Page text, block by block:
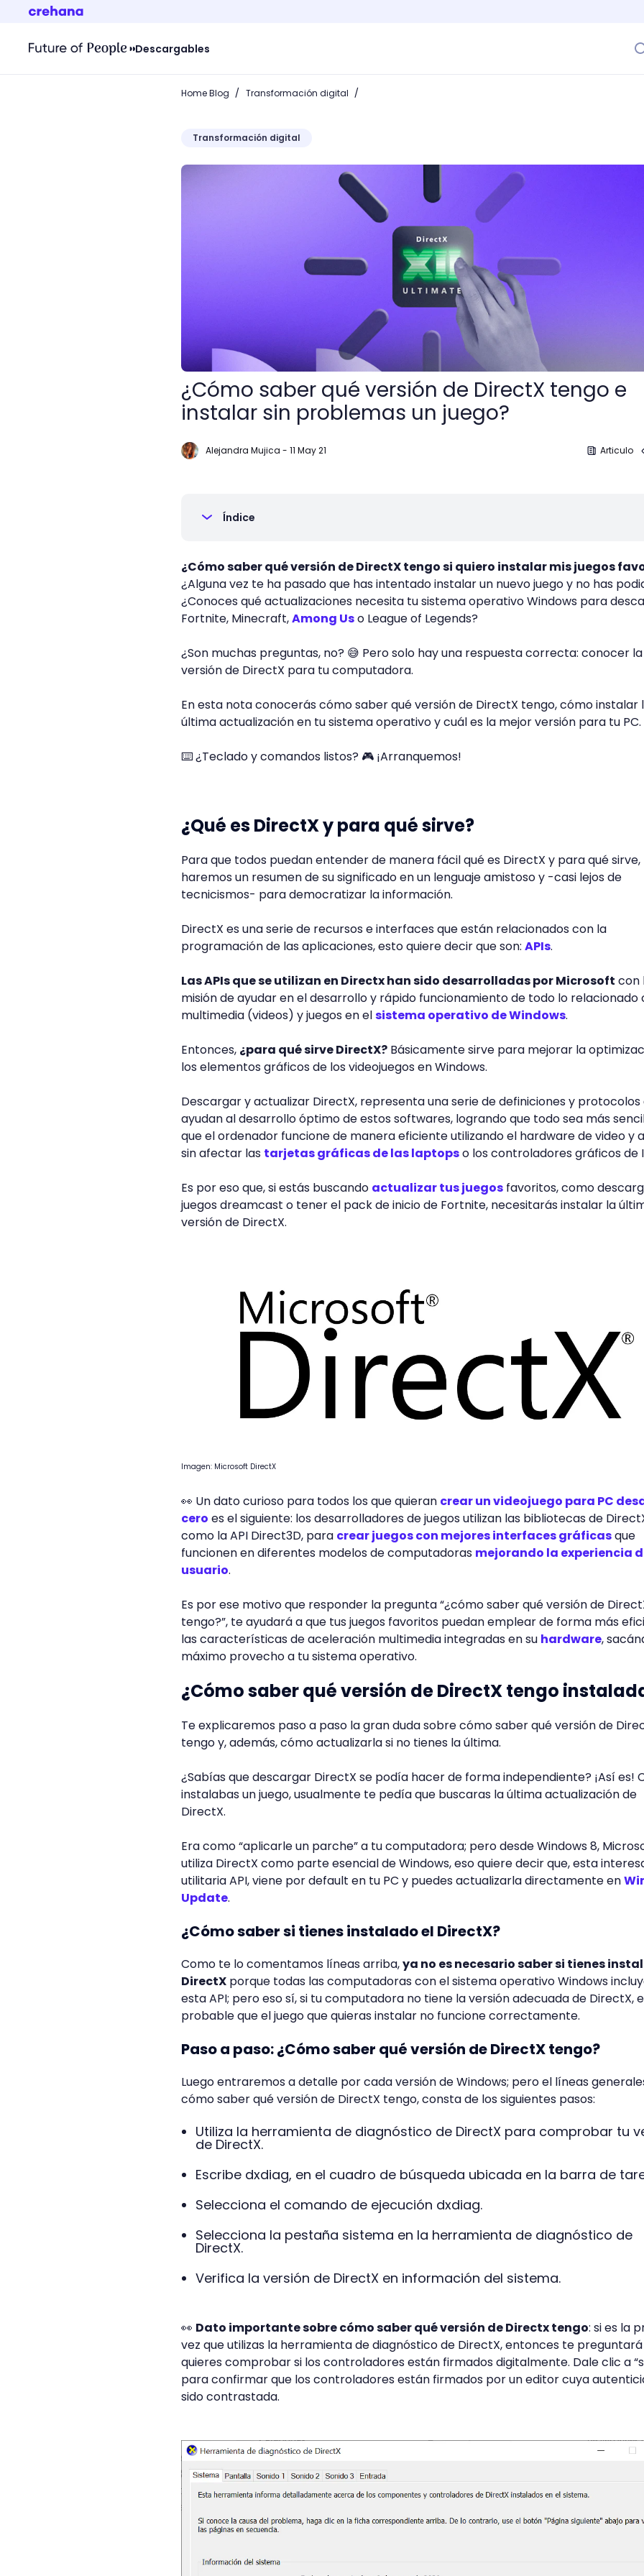
Descargables
Home Blog / Transformación digital /
Transformación digital
¿Cómo saber qué versión de DirectX tengo e instalar sin problemas un juego?
¿Cómo saber qué versión de DirectX tengo e
instalar sin problemas un juego?
Alejandra Mujica - 11 May 21 Articulo
Índice
¿Cómo saber qué versión de DirectX tengo si quiero instalar mis juegos
¿Alguna vez te ha pasado que has intentado instalar un nuevo juego y no has
¿Conoces qué actualizaciones necesita tu sistema operativo Windows para
Fortnite, Minecraft,Among Uso League of Legends?
¿Son muchas preguntas, no? 😅 Pero solo hay una respuesta correcta: conocer
versión de DirectX para tu computadora.
En esta nota conocerás cómo saber qué versión de DirectX tengo, cómo instalar
última actualización en tu sistema operativo y cuál es la mejor versión para tu PC.
⌨️ ¿Teclado y comandos listos? 🎮 ¡Arranquemos!
¿Qué es DirectX y para qué sirve?
Para que todos puedan entender de manera fácil qué es DirectX y para qué sirve,
haremos un resumen de su significado en un lenguaje amistoso y -casi lejos de
tecnicismos- para democratizar la información.
DirectX es una serie de recursos e interfaces que están relacionados con la
programación de las aplicaciones, esto quiere decir que son: APIs.
Las APIs que se utilizan en Directx han sido desarrolladas por Microsoft con
misión de ayudar en el desarrollo y rápido funcionamiento de todo lo relacionado
multimedia (videos) y juegos en elsistema operativo de Windows.
Entonces, ¿para qué sirve DirectX? Básicamente sirve para mejorar la
los elementos gráficos de los videojuegos en Windows.
Descargar y actualizar DirectX, representa una serie de definiciones y protocolos
ayudan al desarrollo óptimo de estos softwares, logrando que todo sea más
que el ordenador funcione de manera eficiente utilizando el hardware de video y
sin afectar las tarjetas gráficas de las laptopso los controladores gráficos de
Es por eso que, si estás buscando actualizar tus juegos favoritos, como
juegos dreamcast o tener el pack de inicio de Fortnite, necesitarás instalar la
versión de DirectX.
Imagen: Microsoft DirectX
👀 Un dato curioso para todos los que quieran crear un videojuego para PC
cero es el siguiente: los desarrolladores de juegos utilizan las bibliotecas de
como la API Direct3D, para crear juegos con mejores interfaces gráficasque
funcionen en diferentes modelos de computadoras mejorando la experiencia
usuario.
Es por ese motivo que responder la pregunta “¿cómo saber qué versión de
tengo?”, te ayudará a que tus juegos favoritos puedan emplear de forma más
las características de aceleración multimedia integradas en su hardware,
máximo provecho a tu sistema operativo.
¿Cómo saber qué versión de DirectX tengo
Te explicaremos paso a paso la gran duda sobre cómo saber qué versión de
tengo y, además, cómo actualizarla si no tienes la última.
¿Sabías que descargar DirectX se podía hacer de forma independiente? ¡Así es!
instalabas un juego, usualmente te pedía que buscaras la última actualización de
DirectX.
Era como “aplicarle un parche” a tu computadora; pero desde Windows 8,
utiliza DirectX como parte esencial de Windows, eso quiere decir que, esta
utilitaria API, viene por default en tu PC y puedes actualizarla directamente en
Update.
¿Cómo saber si tienes instalado el DirectX?
Como te lo comentamos líneas arriba,ya no es necesario saber si tienes
DirectX porque todas las computadoras con el sistema operativo Windows
esta API; pero eso sí, si tu computadora no tiene la versión adecuada de DirectX,
probable que el juego que quieras instalar no funcione correctamente.
Paso a paso: ¿Cómo saber qué versión de DirectX tengo?
Luego entraremos a detalle por cada versión de Windows; pero el líneas
cómo saber qué versión de DirectX tengo, consta de los siguientes pasos:
Utiliza la herramienta de diagnóstico de DirectX para comprobar tu
de DirectX.
Escribe dxdiag, en el cuadro de búsqueda ubicada en la barra de
Selecciona el comando de ejecución dxdiag.
Selecciona la pestaña sistema en la herramienta de diagnóstico de
DirectX.
Verifica la versión de DirectX en información del sistema.
👀 Dato importante sobre cómo saber qué versión de Directx tengo: si es la
vez que utilizas la herramienta de diagnóstico de DirectX, entonces te preguntará
quieres comprobar si los controladores están firmados digitalmente. Dale clic a
para confirmar que los controladores están firmados por un editor cuya
sido contrastada.